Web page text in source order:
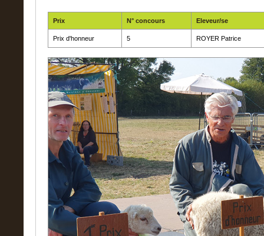
Prix N° concours Eleveur/se
Prix d'honneur 5 ROYER Patrice